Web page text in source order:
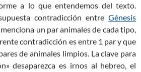
a lo que entendemos del texto.
contradicción entre Génesis
un par animales de cada tipo,
contradicción es entre 1 par y que
de animales limpios. La clave para
desaparezca es irnos al hebreo, el